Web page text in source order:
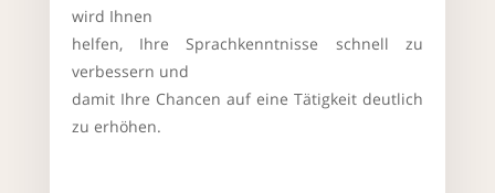
wird Ihnen
helfen, Ihre Sprachkenntnisse schnell zu
verbessern und
damit Ihre Chancen auf eine Tätigkeit deutlich
zu erhöhen.